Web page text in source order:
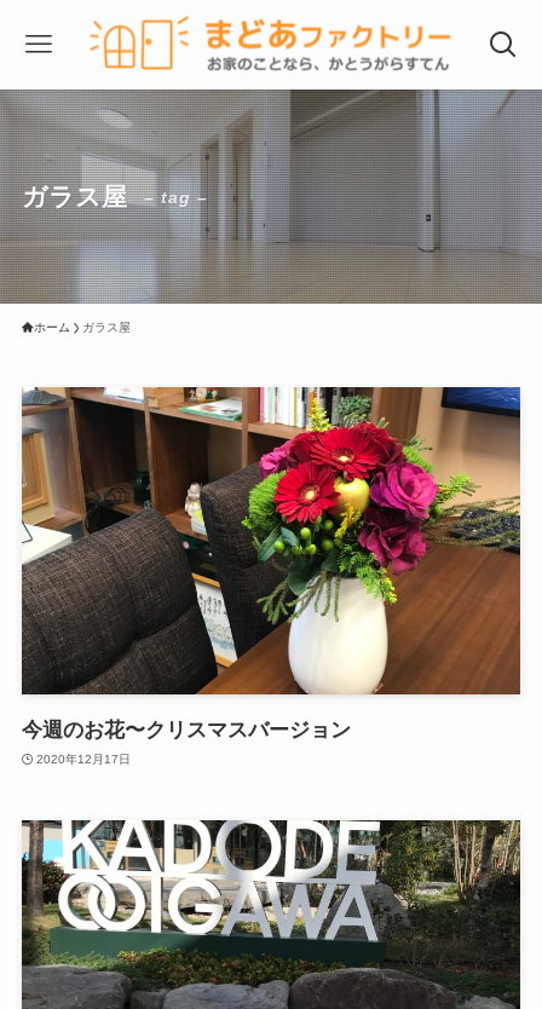
ガラス屋 – tag –
ホーム ガラス屋
今週のお花〜クリスマスバージョン
2020年12月17日